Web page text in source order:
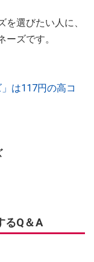
選びたい人に、
ズです。
は117円の高コ
るQ＆A